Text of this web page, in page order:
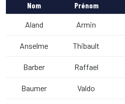
Nom Prénom
Aland Armin
Anselme Thibault
Barber Raffael
Baumer Valdo